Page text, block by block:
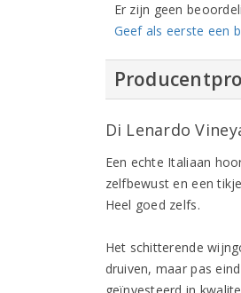
Er zijn geen
Geef als eerste een
Di Lenardo
Een echte Italiaan
zelfbewust en een
Heel goed zelfs.
Het schitterende
druiven, maar pas